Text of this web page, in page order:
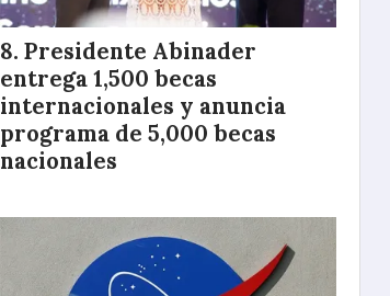
Presidente Abinader
entrega 1,500 becas
internacionales y anuncia
programa de 5,000 becas
nacionales